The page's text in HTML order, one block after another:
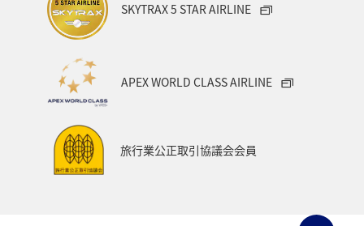
SKYTRAX 5 STAR AIRLINE
APEX WORLD CLASS AIRLINE
旅行業公正取引協議会会員